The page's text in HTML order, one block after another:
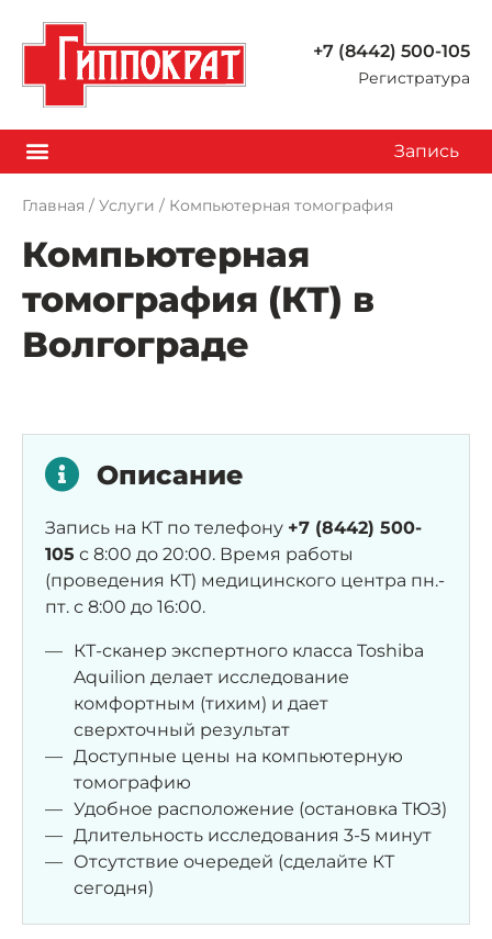
+7 (8442) 500-105
Регистратура
Запись
Главная / Услуги / Компьютерная томография
Компьютерная
томография (КТ) в
Волгограде
Описание
Запись на КТ по телефону +7 (8442) 500-
105 с 8:00 до 20:00. Время работы
(проведения КТ) медицинского центра пн.-
пт. с 8:00 до 16:00.
КТ-сканер экспертного класса Toshiba
Aquilion делает исследование
комфортным (тихим) и дает
сверхточный результат
Доступные цены на компьютерную
томографию
Удобное расположение (остановка ТЮЗ)
Длительность исследования 3-5 минут
Отсутствие очередей (сделайте КТ
сегодня)